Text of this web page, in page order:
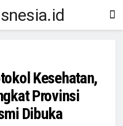
Kesehatan,
Provinsi
Dibuka